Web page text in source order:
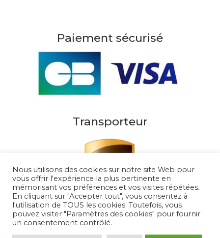
Paiement sécurisé
Transporteur
Nous utilisons des cookies sur notre site Web pour
vous offrir l'expérience la plus pertinente en
mémorisant vos préférences et vos visites répétées.
En cliquant sur "Accepter tout", vous consentez à
l'utilisation de TOUS les cookies. Toutefois, vous
pouvez visiter "Paramètres des cookies" pour fournir
un consentement contrôlé.